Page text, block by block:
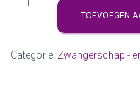
TOEVOEGEN
Categorie: Zwangerschap -